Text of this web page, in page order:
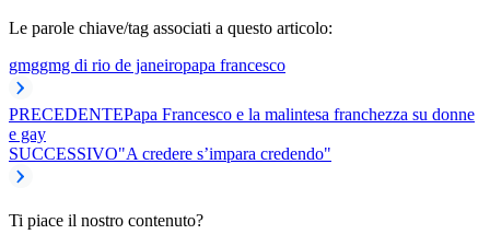
Le parole chiave/tag associati a questo articolo:
gmggmg di rio de janeiropapa francesco
PRECEDENTEPapa Francesco e la malintesa franchezza su donne
e gay
SUCCESSIVO"A credere s’impara credendo"
Ti piace il nostro contenuto?